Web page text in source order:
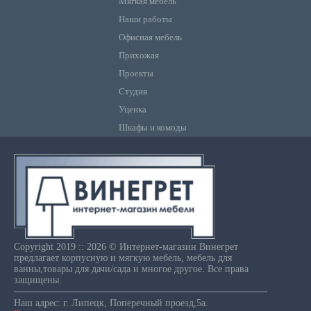
Наши работы
Офисная мебель
Прихожая
Проекты
Студия
Уценка
Шкафы и комоды
Copyright 2019 :: 2026 © Интернет-магазин Винегрет
предлагает корпусную и мягкую мебель, мебель для
ванны,товары для дачи/сада и многое другое. Все права
защищены.
Наш адрес: г. Липецк, Поперечный проезд,5а.